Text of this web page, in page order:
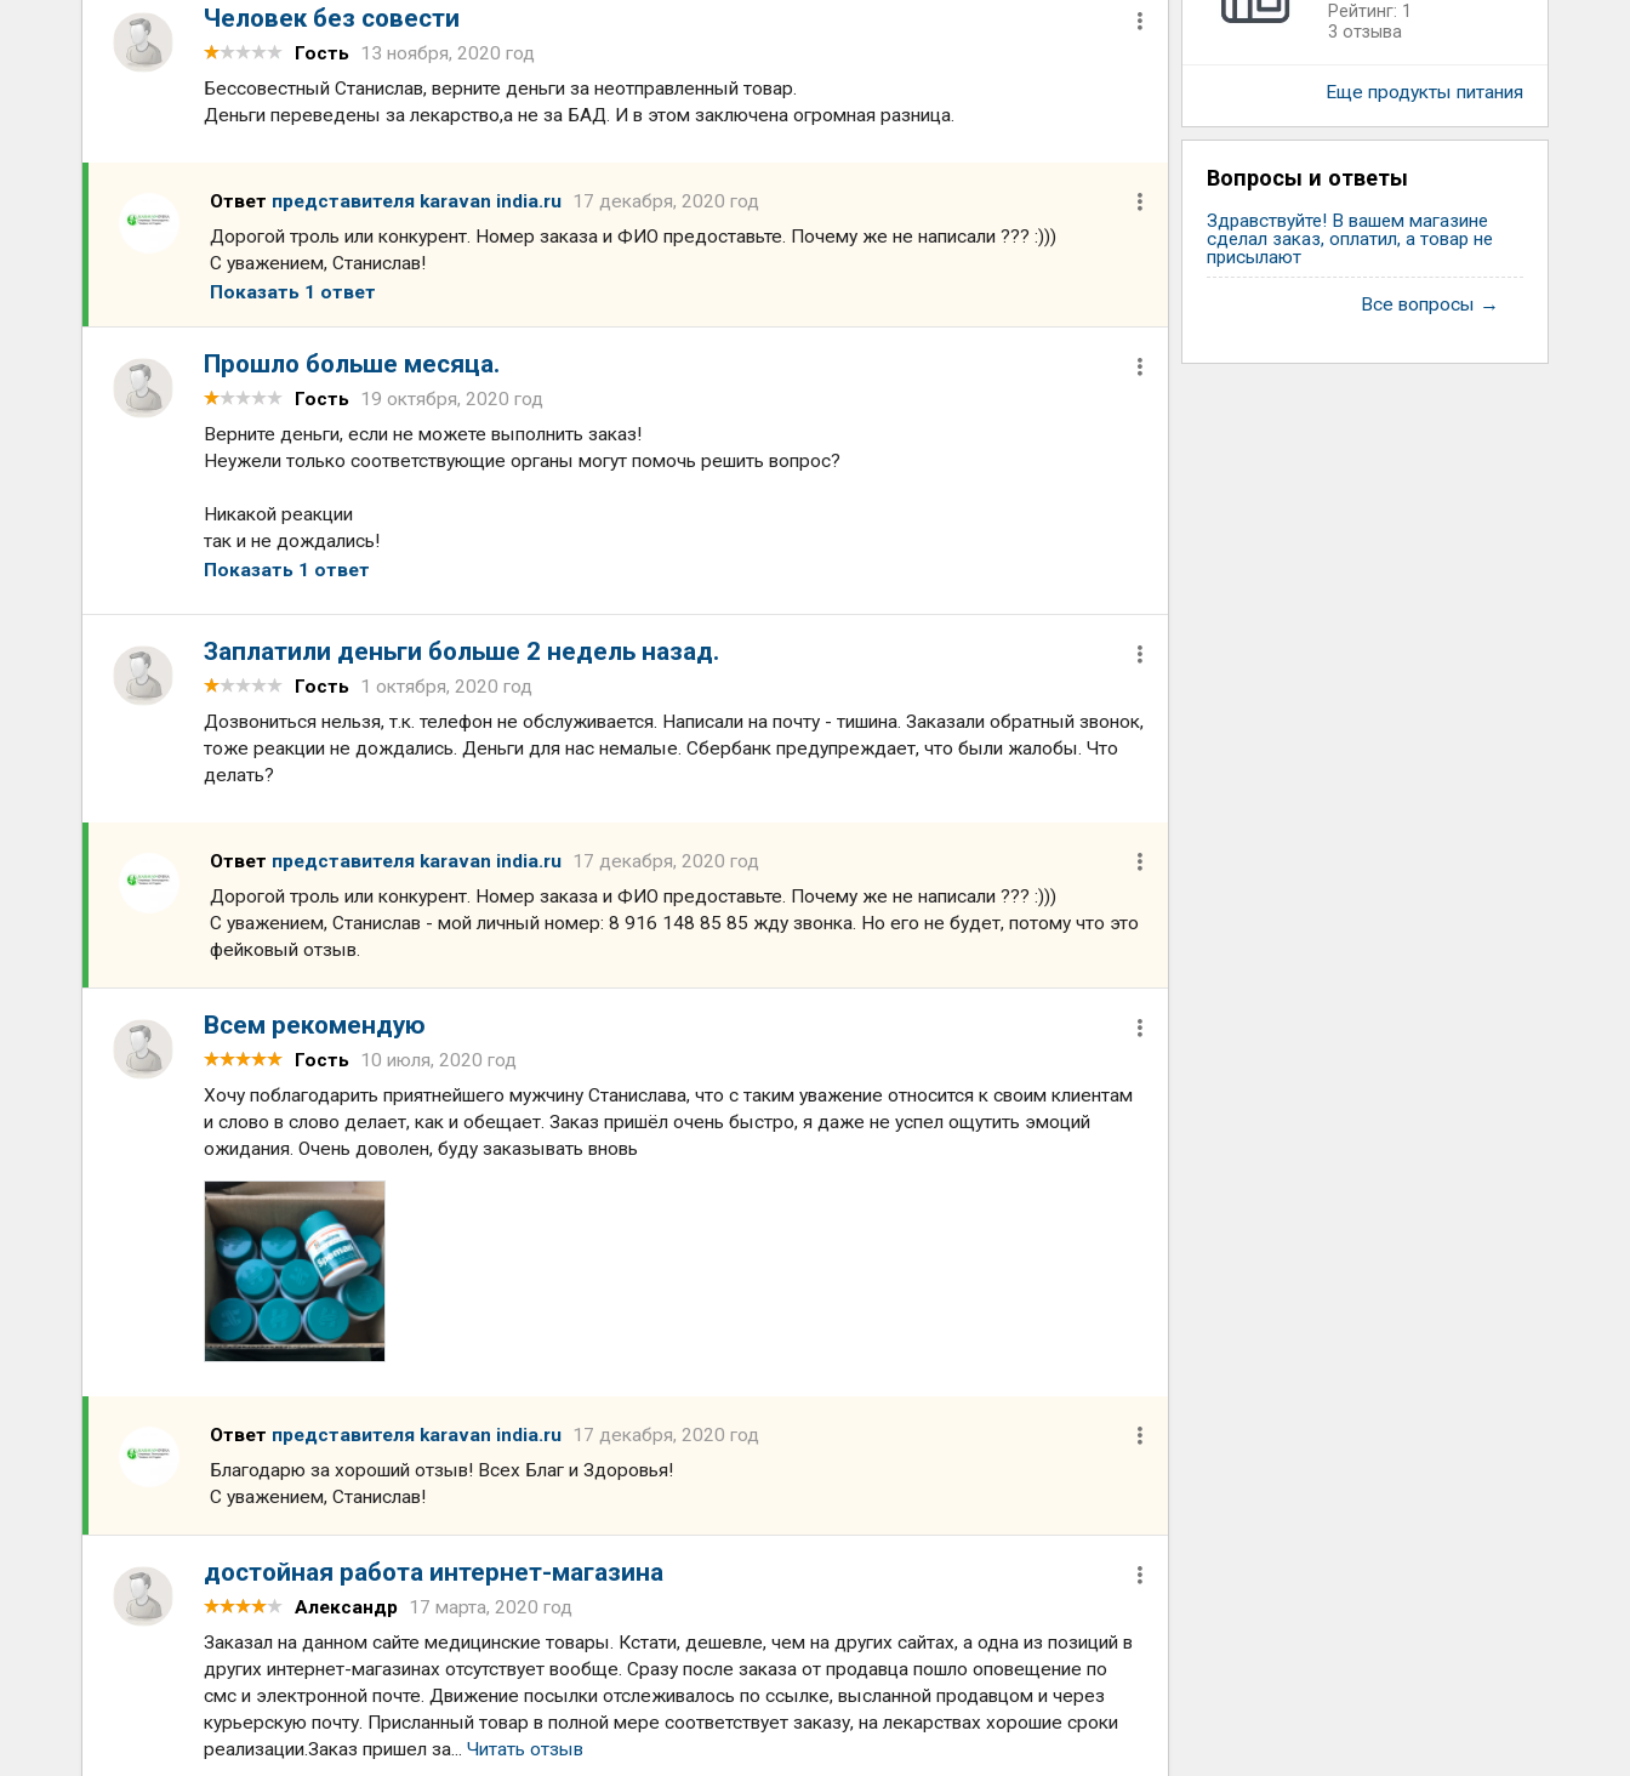
Человек без совести
Гость
13 ноября, 2020 год
Бессовестный Станислав, верните деньги за неотправленный товар.
Деньги переведены за лекарство,а не за БАД. И в этом заключена огромная разница.
Ответ представителя karavan india.ru
17 декабря, 2020 год
Дорогой троль или конкурент. Номер заказа и ФИО предоставьте. Почему же не написали ??? :)))
С уважением, Станислав!
Показать 1 ответ
Прошло больше месяца.
Гость
19 октября, 2020 год
Верните деньги, если не можете выполнить заказ!
Неужели только соответствующие органы могут помочь решить вопрос?
Никакой реакции
так и не дождались!
Показать 1 ответ
Заплатили деньги больше 2 недель назад.
Гость
1 октября, 2020 год
Дозвониться нельзя, т.к. телефон не обслуживается. Написали на почту - тишина. Заказали обратный звонок,
тоже реакции не дождались. Деньги для нас немалые. Сбербанк предупреждает, что были жалобы. Что
делать?
Ответ представителя karavan india.ru
17 декабря, 2020 год
Дорогой троль или конкурент. Номер заказа и ФИО предоставьте. Почему же не написали ??? :)))
С уважением, Станислав - мой личный номер: 8 916 148 85 85 жду звонка. Но его не будет, потому что это
фейковый отзыв.
Всем рекомендую
Гость
10 июля, 2020 год
Хочу поблагодарить приятнейшего мужчину Станислава, что с таким уважение относится к своим клиентам
и слово в слово делает, как и обещает. Заказ пришёл очень быстро, я даже не успел ощутить эмоций
ожидания. Очень доволен, буду заказывать вновь
Ответ представителя karavan india.ru
17 декабря, 2020 год
Благодарю за хороший отзыв! Всех Благ и Здоровья!
С уважением, Станислав!
достойная работа интернет-магазина
Александр
17 марта, 2020 год
Заказал на данном сайте медицинские товары. Кстати, дешевле, чем на других сайтах, а одна из позиций в
других интернет-магазинах отсутствует вообще. Сразу после заказа от продавца пошло оповещение по
смс и электронной почте. Движение посылки отслеживалось по ссылке, высланной продавцом и через
курьерскую почту. Присланный товар в полной мере соответствует заказу, на лекарствах хорошие сроки
реализации.Заказ пришел за...Читать отзыв
Рейтинг: 1
3 отзыва
Еще продукты питания
Вопросы и ответы
Здравствуйте! В вашем магазине
сделал заказ, оплатил, а товар не
присылают
Все вопросы →